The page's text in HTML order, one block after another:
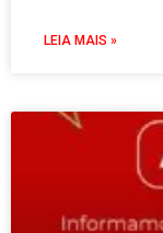
LEIA MAIS »